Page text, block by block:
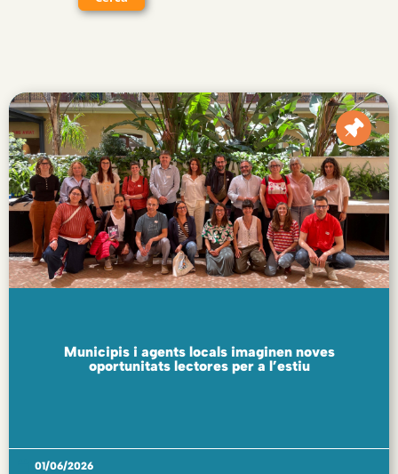
Municipis i agents locals imaginen noves
oportunitats lectores per a l’estiu
01/06/2026